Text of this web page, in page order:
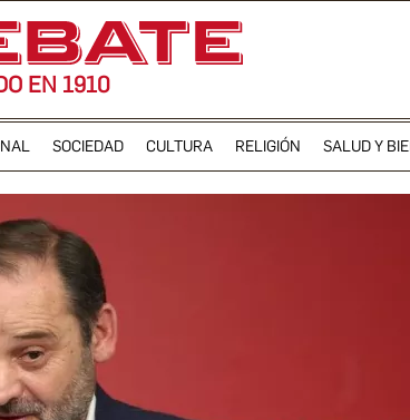
EN 1910
SOCIEDAD CULTURA RELIGIÓN SALUD Y